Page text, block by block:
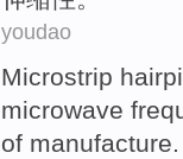
youdao
Microstrip
microwave
of manufacture.